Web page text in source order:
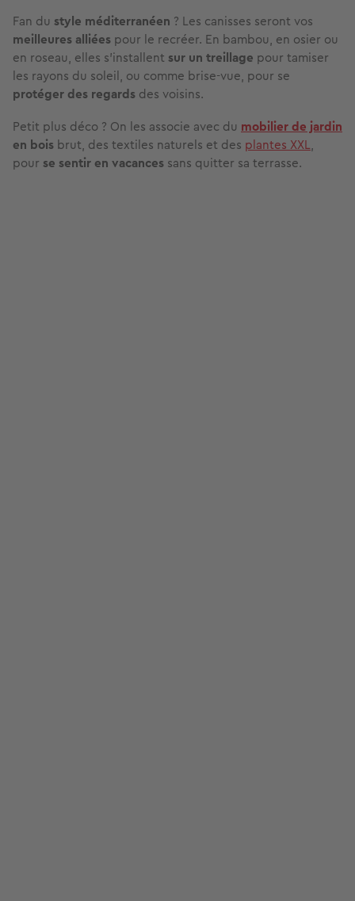
Fan du style méditerranéen ? Les canisses seront vos
meilleures alliées pour le recréer. En bambou, en osier ou
en roseau, elles s’installent sur un treillage pour tamiser
les rayons du soleil, ou comme brise-vue, pour se
protéger des regards des voisins.
Petit plus déco ? On les associe avec du mobilier de jardin
en bois brut, des textiles naturels et des plantes XXL,
pour se sentir en vacances sans quitter sa terrasse.